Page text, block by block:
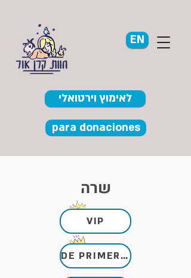
לאימוץ וירטואלי
EN
para donaciones
שרה
VIP
DE PRIMERA CALIDAD